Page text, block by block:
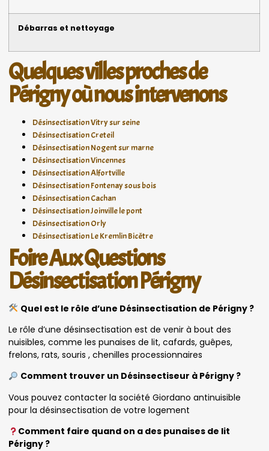
Débarras et nettoyage
Quelques villes proches de
Périgny où nous intervenons
Désinsectisation Vitry sur seine
Désinsectisation Creteil
Désinsectisation Nogent sur marne
Désinsectisation Vincennes
Désinsectisation Alfortville
Désinsectisation Fontenay sous bois
Désinsectisation Cachan
Désinsectisation Joinville le pont
Désinsectisation Orly
Désinsectisation Le Kremlin Bicêtre
Foire Aux Questions
Désinsectisation Périgny
Quel est le rôle d’une Désinsectisation de Périgny ?
Le rôle d’une désinsectisation est de venir à bout des
nuisibles, comme les punaises de lit, cafards, guêpes,
frelons, rats, souris , chenilles processionnaires
Comment trouver un Désinsectiseur à Périgny ?
Vous pouvez contacter la société Giordano antinuisible
pour la désinsectisation de votre logement
Comment faire quand on a des punaises de lit
Périgny ?